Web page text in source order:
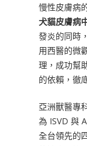
慢性皮膚病
犬貓皮膚病
發炎的同時
用西醫的微
理，成功幫
的依賴，徹
亞洲獸醫專
為 ISVD 與
全台領先的